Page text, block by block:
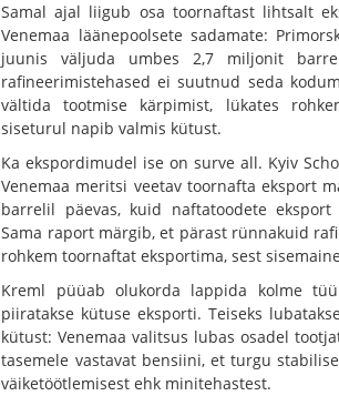
Samal ajal liigub osa toornaftast lihtsalt
Venemaa läänepoolsete sadamate:
juunis väljuda umbes 2,7 miljonit
rafineerimistehased ei suutnud seda
vältida tootmise kärpimist, lükates
siseturul napib valmis kütust.
Ka ekspordimudel ise on surve all. Kyiv
Venemaa meritsi veetav toornafta eksport
barrelil päevas, kuid naftatoodete
Sama raport märgib, et pärast rünnakuid
rohkem toornaftat eksportima, sest
Kreml püüab olukorda lappida kolme
piiratakse kütuse eksporti. Teiseks
kütust: Venemaa valitsus lubas osadel
tasemele vastavat bensiini, et turgu
väiketöötlemisest ehk minitehastest.